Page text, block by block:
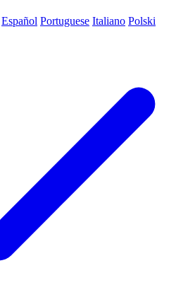
Español Portuguese Italiano Polski